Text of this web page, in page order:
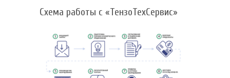
Схема работы с «ТензоТехСервис»